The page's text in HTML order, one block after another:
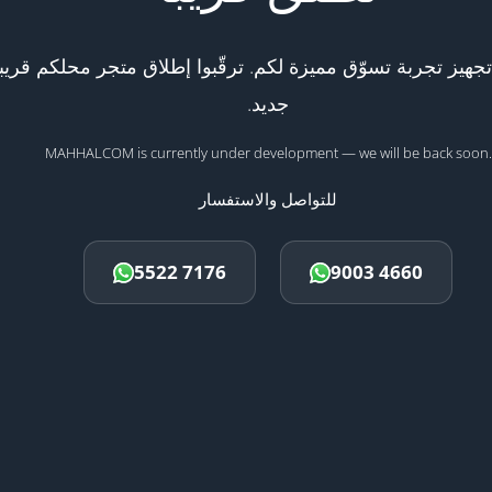
تجربة تسوّق مميزة لكم. ترقّبوا إطلاق متجر محلكم
جديد.
MAHHALCOM is currently under development — we will be back soon.
للتواصل والاستفسار
5522 7176 9003 4660